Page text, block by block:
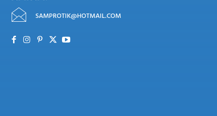
SAMPROTIK@HOTMAIL.COM